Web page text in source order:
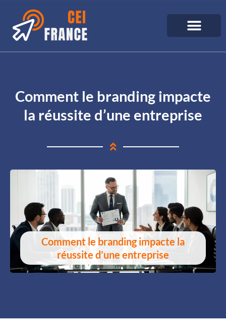
Comment le branding impacte
la réussite d’une entreprise
Comment le branding impacte la
réussite d’une entreprise